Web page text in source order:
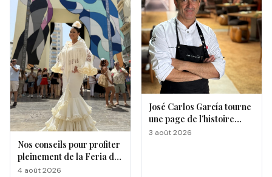
Nos conseils pour profiter
pleinement de la Feria de
Málaga 2026
4 août 2026
José Carlos García tourne
une page de l’histoire
gastronomique de Malaga
3 août 2026